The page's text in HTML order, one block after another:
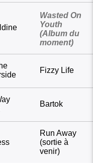
Wasted On
Youth
(Album du
moment)
Fizzy Life
Bartok
Run Away
(sortie à
venir)